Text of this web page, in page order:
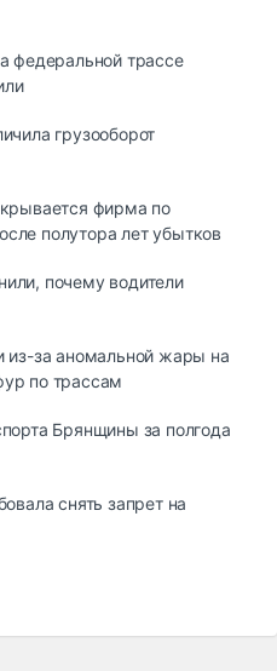
федеральной трассе
грузооборот
фирма по
полутора лет убытков
почему водители
из-за аномальной жары на
по трассам
Брянщины за полгода
снять запрет на